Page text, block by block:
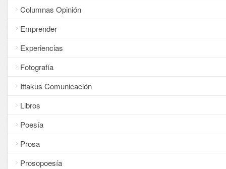
Columnas Opinión
Emprender
Experiencias
Fotografía
Ittakus Comunicación
Libros
Poesía
Prosa
Prosopoesía